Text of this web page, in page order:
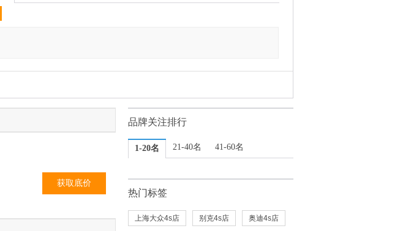
获取底价
品牌关注排行
1-20名 21-40名 41-60名
热门标签
上海大众4s店 别克4s店 奥迪4s店